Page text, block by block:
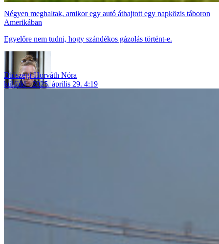
Négyen meghaltak, amikor egy autó áthajtott egy napközis táboron
Amerikában
Egyelőre nem tudni, hogy szándékos gázolás történt-e.
Diószegi-Horváth Nóra
külföld
2025. április 29. 4:19